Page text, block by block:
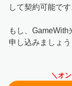
して契約可能です
もし、
申し込みましょう
＼オ